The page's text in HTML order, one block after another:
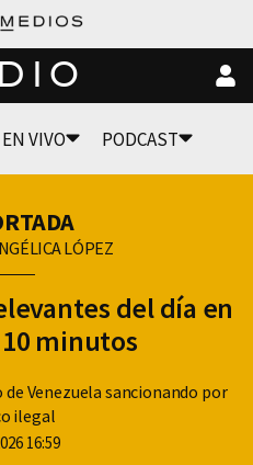
VIVO PODCAST
LÓPEZ
del día en
minutos
Venezuela sancionando por
ilegal
16:59